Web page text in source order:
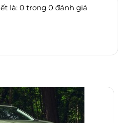
là: 0 trong 0 đánh giá